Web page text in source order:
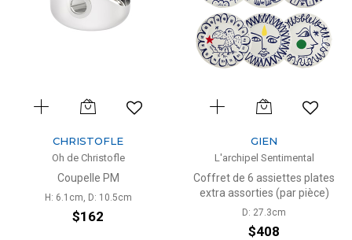
CHRISTOFLE
Oh de Christofle
Coupelle PM
H: 6.1cm, D: 10.5cm
$162
GIEN
L'archipel Sentimental
Coffret de 6 assiettes plates
extra assorties (par pièce)
D: 27.3cm
$408